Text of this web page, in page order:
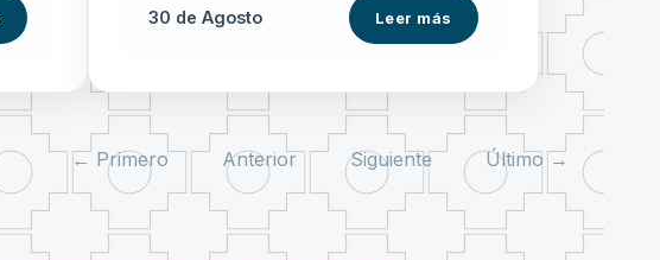
30 de Agosto Leer más
← Primero Anterior Siguiente Último →